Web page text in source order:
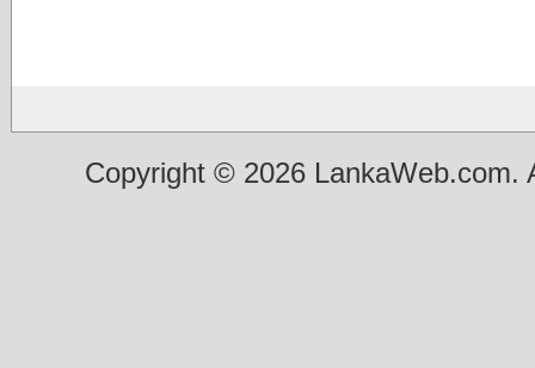
Copyright © 2026 LankaWeb.com.